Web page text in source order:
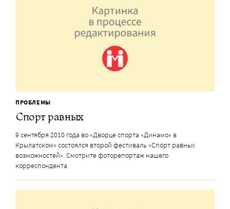
ПРОБЛЕМЫ
Спорт равных
9 сентября 2010 года во «Дворце спорта «Динамо» в
Крылатском» состоялся второй фестиваль «Спорт равных
возможностей». Смотрите фоторепортаж нашего
корреспондента